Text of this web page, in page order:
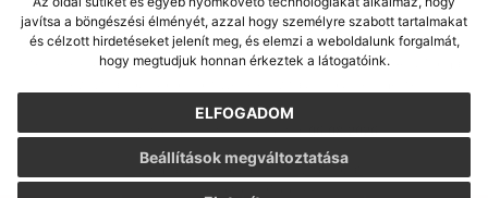
javítsa a böngészési élményét, azzal hogy személyre szabott tartalmakat
és célzott hirdetéseket jelenít meg, és elemzi a weboldalunk forgalmát,
hogy megtudjuk honnan érkeztek a látogatóink.
ELFOGADOM
Beállítások megváltoztatása
használja ki a legfrissebb információk követését az RSS funkcióval,
ECHELON 2 CMS rendszer (tartalomkezelő rendszer),Honlaptérkép
Internetes portál, webhosting,webex.digital, s.r.o.,Domain-ek
A legutolsó frissítés időpontja:06.08.2026
Nyomtatás|Hozzáférési nyilatkozat